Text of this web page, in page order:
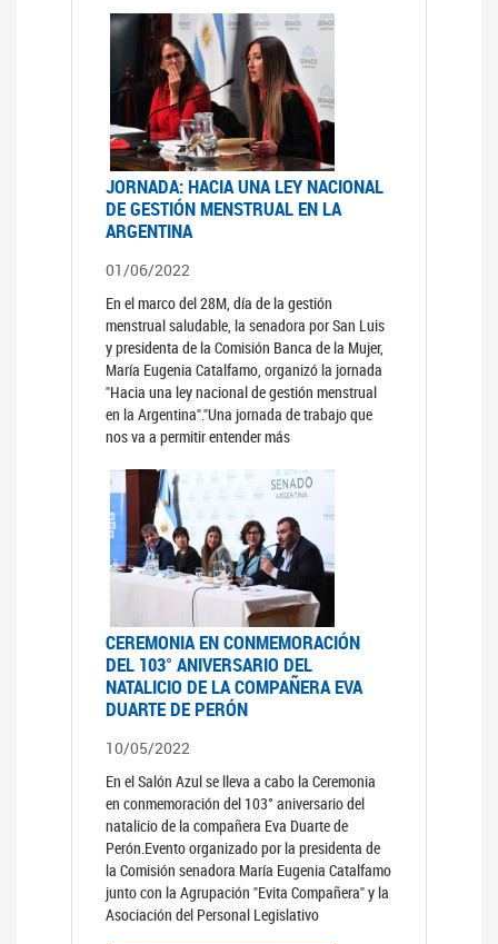
JORNADA: HACIA UNA LEY NACIONAL
DE GESTIÓN MENSTRUAL EN LA
ARGENTINA
01/06/2022
En el marco del 28M, día de la gestión
menstrual saludable, la senadora por San Luis
y presidenta de la Comisión Banca de la Mujer,
María Eugenia Catalfamo, organizó la jornada
"Hacia una ley nacional de gestión menstrual
en la Argentina"."Una jornada de trabajo que
nos va a permitir entender más
CEREMONIA EN CONMEMORACIÓN
DEL 103° ANIVERSARIO DEL
NATALICIO DE LA COMPAÑERA EVA
DUARTE DE PERÓN
10/05/2022
En el Salón Azul se lleva a cabo la Ceremonia
en conmemoración del 103° aniversario del
natalicio de la compañera Eva Duarte de
Perón.Evento organizado por la presidenta de
la Comisión senadora María Eugenia Catalfamo
junto con la Agrupación "Evita Compañera" y la
Asociación del Personal Legislativo